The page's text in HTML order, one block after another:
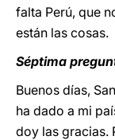
falta Perú, que
están las cosas.
Séptima
Buenos días,
ha dado a mi
doy las gracias.